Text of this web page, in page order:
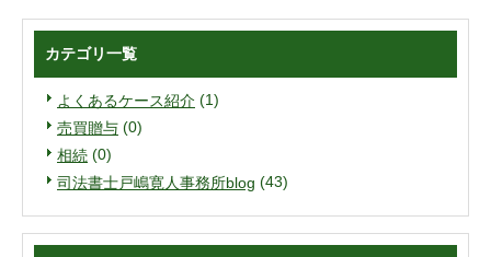
カテゴリ一覧
よくあるケース紹介 (1)
売買贈与 (0)
相続 (0)
司法書士戸嶋寛人事務所blog (43)